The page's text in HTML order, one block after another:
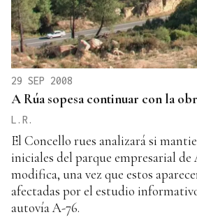
29 SEP 2008
A Rúa sopesa continuar con la
L.R.
El Concello rues analizará si
iniciales del parque empresarial de
modifica, una vez que estos
afectadas por el estudio
autovía A-76.